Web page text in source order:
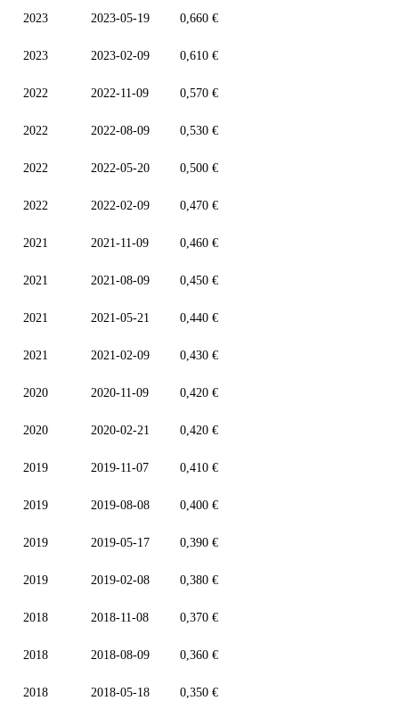
2023 2023-05-19 0,660 €
2023 2023-02-09 0,610 €
2022 2022-11-09 0,570 €
2022 2022-08-09 0,530 €
2022 2022-05-20 0,500 €
2022 2022-02-09 0,470 €
2021 2021-11-09 0,460 €
2021 2021-08-09 0,450 €
2021 2021-05-21 0,440 €
2021 2021-02-09 0,430 €
2020 2020-11-09 0,420 €
2020 2020-02-21 0,420 €
2019 2019-11-07 0,410 €
2019 2019-08-08 0,400 €
2019 2019-05-17 0,390 €
2019 2019-02-08 0,380 €
2018 2018-11-08 0,370 €
2018 2018-08-09 0,360 €
2018 2018-05-18 0,350 €